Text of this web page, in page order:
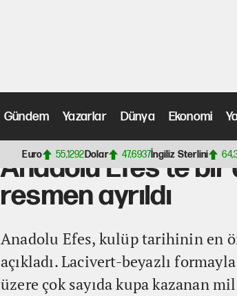
Gündem Yazarlar Dünya Ekonomi
Euro 55,1292Dolar 47,6937İngiliz Sterlini
Anasayfa>Spor Haberleri> Anadolu Efes'te bir devir sona erdi:
Anadolu Efes'te bir
resmen ayrıldı
Anadolu Efes, kulüp tarihinin en
açıkladı. Lacivert-beyazlı
üzere çok sayıda kupa kazanan